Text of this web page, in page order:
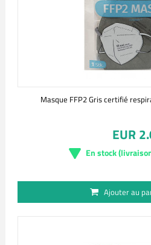
Masque FFP2 Gris certifié
EUR
En stock
Ajouter au